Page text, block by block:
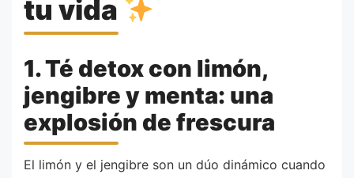
tu vida
1. Té detox con limón,
jengibre y menta: una
explosión de frescura
El limón y el jengibre son un dúo dinámico cuando